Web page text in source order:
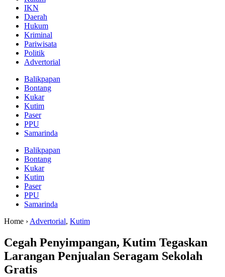
IKN
Daerah
Hukum
Kriminal
Pariwisata
Politik
Advertorial
Balikpapan
Bontang
Kukar
Kutim
Paser
PPU
Samarinda
Balikpapan
Bontang
Kukar
Kutim
Paser
PPU
Samarinda
Home › Advertorial, Kutim
Cegah Penyimpangan, Kutim Tegaskan
Larangan Penjualan Seragam Sekolah
Gratis